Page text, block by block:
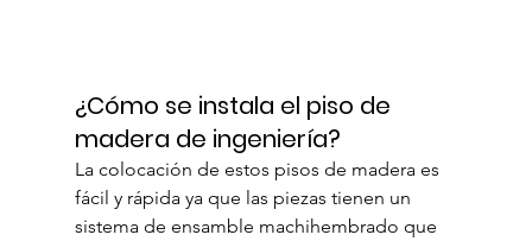
¿Cómo se instala el piso de
madera de ingeniería?
La colocación de estos pisos de madera es
fácil y rápida ya que las piezas tienen un
sistema de ensamble machihembrado que